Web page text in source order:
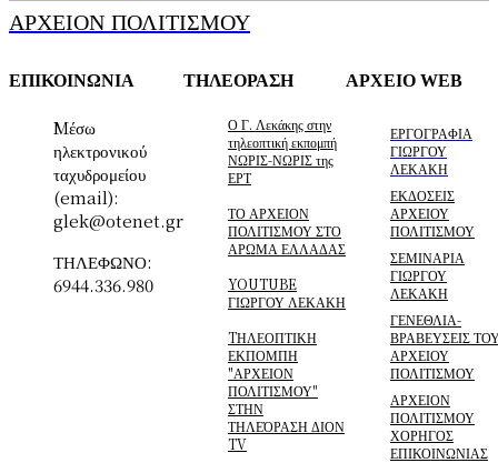
ΑΡΧΕΙΟΝ ΠΟΛΙΤΙΣΜΟΥ
ΕΠΙΚΟΙΝΩΝΙΑ
Mέσω
ηλεκτρονικού
ταχυδρομείου
(email):
glek@otenet.gr
ΤΗΛΕΦΩΝΟ:
6944.336.980
ΤΗΛΕΟΡΑΣΗ
Ο Γ. Λεκάκης στην
τηλεοπτική εκπομπή
ΝΩΡΙΣ-ΝΩΡΙΣ της
ΕΡΤ
ΤΟ ΑΡΧΕΙΟΝ
ΠΟΛΙΤΙΣΜΟΥ ΣΤΟ
ΑΡΩΜΑ ΕΛΛΑΔΑΣ
YOUTUBE
ΓΙΩΡΓΟΥ ΛΕΚΑΚΗ
TΗΛΕΟΠΤΙΚΗ
ΕΚΠΟΜΠΗ
"ΑΡΧΕΙΟΝ
ΠΟΛΙΤΙΣΜΟΥ"
ΣΤΗΝ
ΤΗΛΕΌΡΑΣΗ ΔΙΟΝ
TV
ΑΡΧΕΙΟ WEB
ΕΡΓΟΓΡΑΦΙΑ
ΓΙΩΡΓΟΥ
ΛΕΚΑΚΗ
ΕΚΔΟΣΕΙΣ
ΑΡΧΕΙΟΥ
ΠΟΛΙΤΙΣΜΟΥ
ΣΕΜΙΝΑΡΙΑ
ΓΙΩΡΓΟΥ
ΛΕΚΑΚΗ
ΓΕΝΕΘΛΙΑ-
ΒΡΑΒΕΥΣΕΙΣ
ΑΡΧΕΙΟΥ
ΠΟΛΙΤΙΣΜΟΥ
ΑΡΧΕΙΟΝ
ΠΟΛΙΤΙΣΜΟΥ
ΧΟΡΗΓΟΣ
ΕΠΙΚΟΙΝΩΝΙΑΣ